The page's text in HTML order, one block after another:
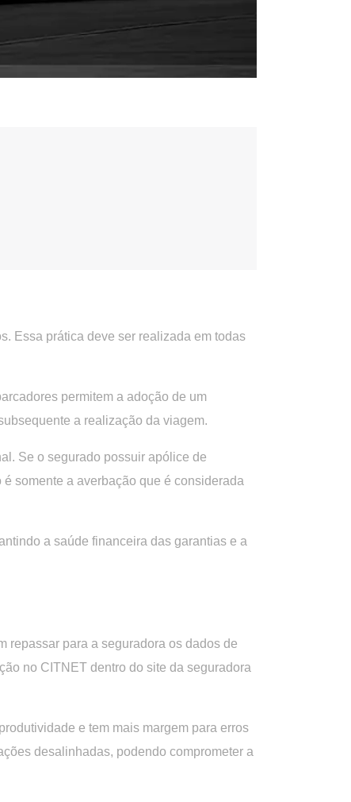
Essa prática deve ser realizada em todas
permitem a adoção de um
a realização da viagem.
Se o segurado possuir apólice de
somente a averbação que é considerada
a saúde financeira das garantias e a
repassar para a seguradora os dados de
no CITNET dentro do site da seguradora
e tem mais margem para erros
desalinhadas, podendo comprometer a